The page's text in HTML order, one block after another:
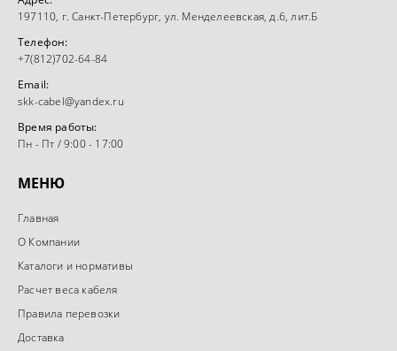
197110, г. Санкт-Петербург, ул. Менделеевская, д.6, лит.Б
Телефон:
+7(812)702-64-84
Email:
skk-cabel@yandex.ru
Время работы:
Пн - Пт / 9:00 - 17:00
МЕНЮ
Главная
О Компании
Каталоги и нормативы
Расчет веса кабеля
Правила перевозки
Доставка